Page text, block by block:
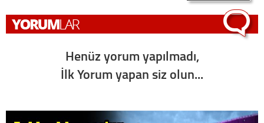
Henüz yorum yapılmadı,
İlk Yorum yapan siz olun...